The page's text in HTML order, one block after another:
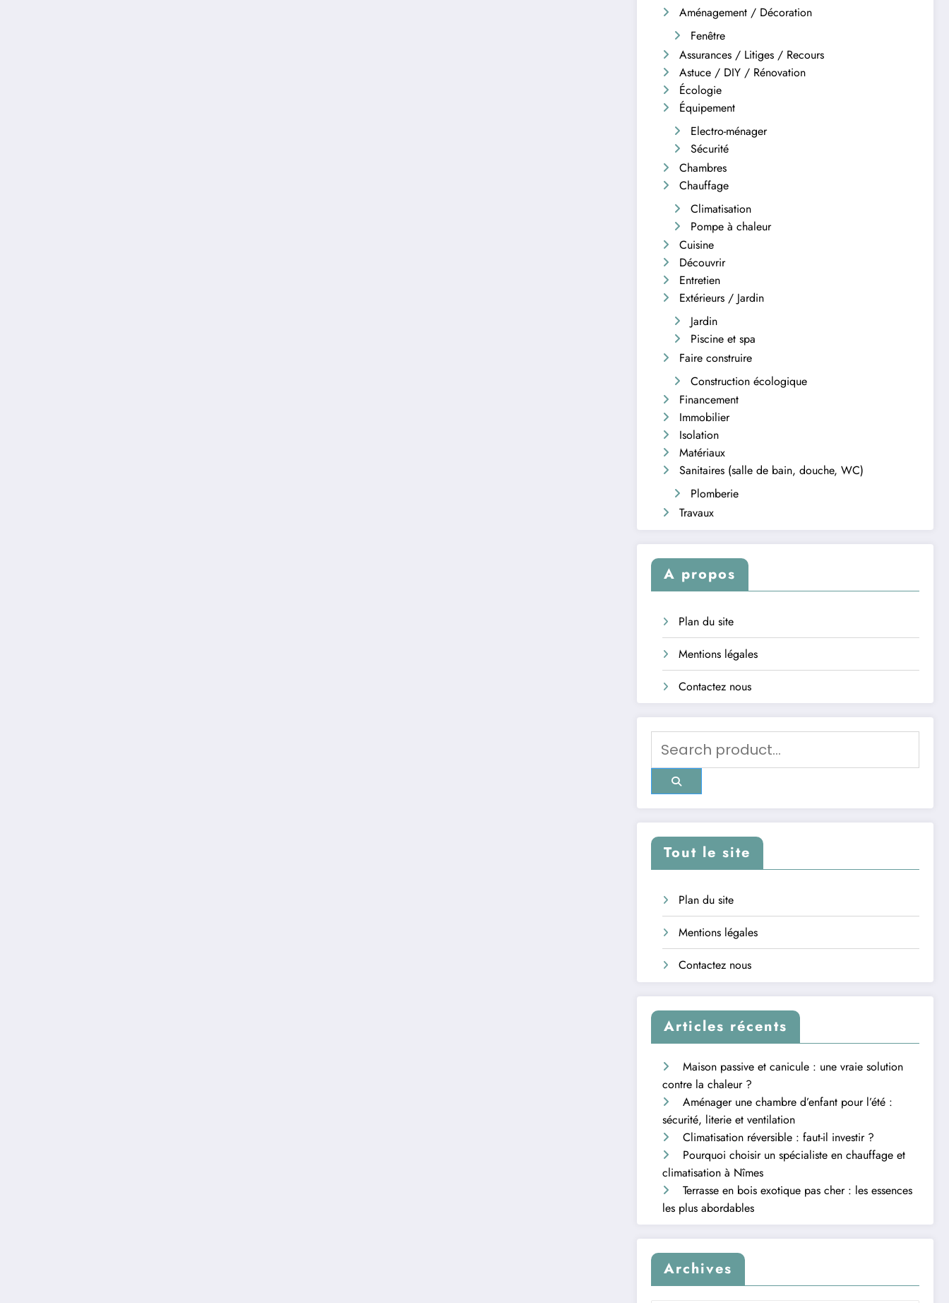
Aménagement / Décoration
Fenêtre
Assurances / Litiges / Recours
Astuce / DIY / Rénovation
Écologie
Équipement
Electro-ménager
Sécurité
Chambres
Chauffage
Climatisation
Pompe à chaleur
Cuisine
Découvrir
Entretien
Extérieurs / Jardin
Jardin
Piscine et spa
Faire construire
Construction écologique
Financement
Immobilier
Isolation
Matériaux
Sanitaires (salle de bain, douche, WC)
Plomberie
Travaux
A propos
Plan du site
Mentions légales
Contactez nous
Tout le site
Plan du site
Mentions légales
Contactez nous
Articles récents
Maison passive et canicule : une vraie solution
contre la chaleur ?
Aménager une chambre d’enfant pour l’été :
sécurité, literie et ventilation
Climatisation réversible : faut-il investir ?
Pourquoi choisir un spécialiste en chauffage et
climatisation à Nîmes
Terrasse en bois exotique pas cher : les essences
les plus abordables
Archives